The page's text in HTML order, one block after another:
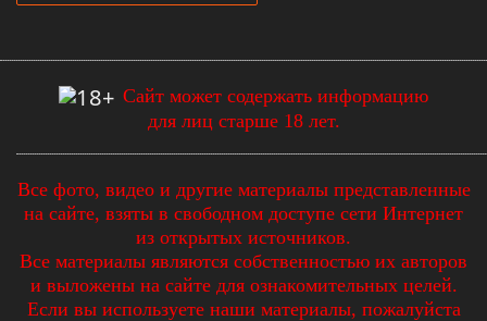
Сайт может содержать информацию
для лиц старше 18 лет.
Все фото, видео и другие материалы представленные
на сайте, взяты в свободном доступе сети Интернет
из открытых источников.
Все материалы являются собственностью их авторов
и выложены на сайте для ознакомительных целей.
Если вы используете наши материалы, пожалуйста